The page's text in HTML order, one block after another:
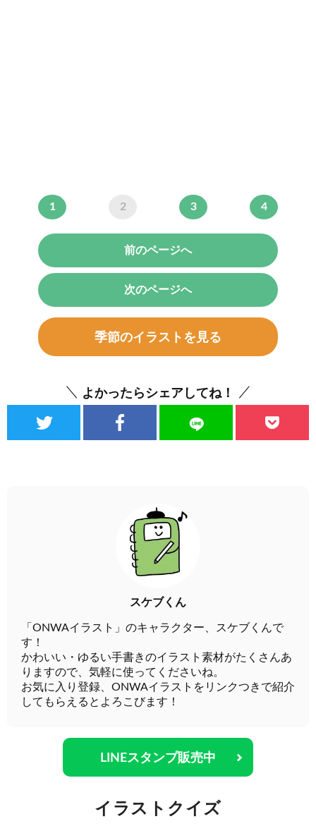
1 2 3 4
前のページへ
次のページへ
季節のイラストを見る
よかったらシェアしてね！
スケブくん
「ONWAイラスト」のキャラクター、スケブくんで
す！
かわいい・ゆるい手書きのイラスト素材がたくさんあ
りますので、気軽に使ってくださいね。
お気に入り登録、ONWAイラストをリンクつきで紹介
してもらえるとよろこびます！
LINEスタンプ販売中
イラストクイズ